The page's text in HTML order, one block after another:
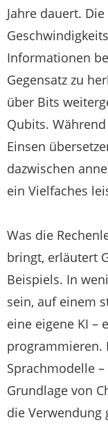
Jahre dauert.
Informationen
Gegensatz zu
über Bits
Qubits.
Einsen
dazwischen
ein Vielfaches
Was die
bringt, erläutert
Beispiels. In
sein, auf einem
eine eigene KI –
programmieren.
Sprachmodelle
Grundlage von
die Verwendung